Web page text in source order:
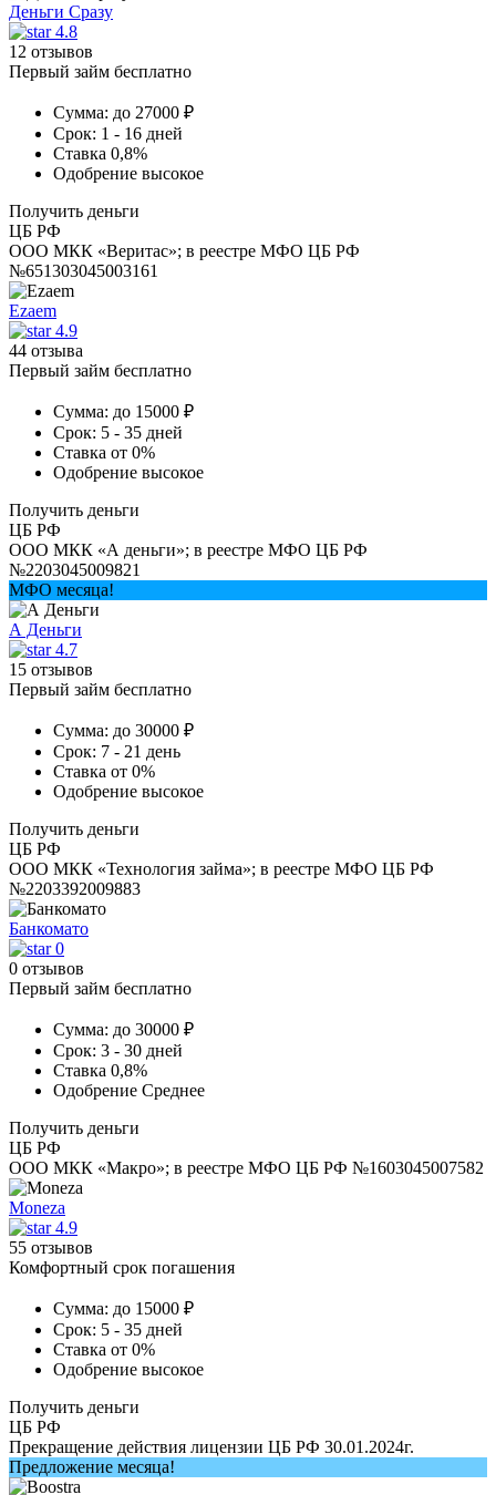
Деньги Сразу
4.8
12 отзывов
Первый займ бесплатно
Сумма: до 27000 ₽
Срок: 1 - 16 дней
Ставка 0,8%
Одобрение высокое
Получить деньги
ЦБ РФ
ООО МКК «Веритас»; в реестре МФО ЦБ РФ
№651303045003161
Ezaem
4.9
44 отзыва
Первый займ бесплатно
Сумма: до 15000 ₽
Срок: 5 - 35 дней
Ставка от 0%
Одобрение высокое
Получить деньги
ЦБ РФ
ООО МКК «А деньги»; в реестре МФО ЦБ РФ
№2203045009821
МФО месяца!
А Деньги
4.7
15 отзывов
Первый займ бесплатно
Сумма: до 30000 ₽
Срок: 7 - 21 день
Ставка от 0%
Одобрение высокое
Получить деньги
ЦБ РФ
ООО МКК «Технология займа»; в реестре МФО ЦБ РФ
№2203392009883
Банкомато
0
0 отзывов
Первый займ бесплатно
Сумма: до 30000 ₽
Срок: 3 - 30 дней
Ставка 0,8%
Одобрение Среднее
Получить деньги
ЦБ РФ
ООО МКК «Макро»; в реестре МФО ЦБ РФ №1603045007582
Moneza
4.9
55 отзывов
Комфортный срок погашения
Сумма: до 15000 ₽
Срок: 5 - 35 дней
Ставка от 0%
Одобрение высокое
Получить деньги
ЦБ РФ
Прекращение действия лицензии ЦБ РФ 30.01.2024г.
Предложение месяца!